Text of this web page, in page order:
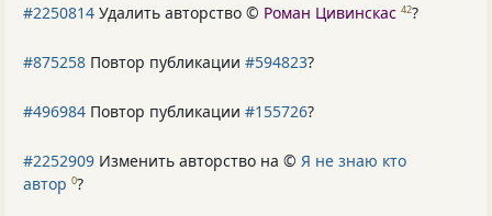
#2250814 Удалить авторство © Роман Цивинскас 42?
#875258 Повтор публикации #594823?
#496984 Повтор публикации #155726?
#2252909 Изменить авторство на © Я не знаю кто
автор 0?